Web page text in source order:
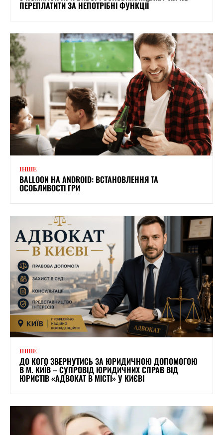
ПЕРЕПЛАТИТИ ЗА НЕПОТРІБНІ ФУНКЦІЇ
ІНШЕ
BALLOON НА ANDROID: ВСТАНОВЛЕННЯ ТА
ОСОБЛИВОСТІ ГРИ
ІНШЕ
ДО КОГО ЗВЕРНУТИСЬ ЗА ЮРИДИЧНОЮ ДОПОМОГОЮ
В М. КИЇВ – СУПРОВІД ЮРИДИЧНИХ СПРАВ ВІД
ЮРИСТІВ «АДВОКАТ В МІСТІ» У КИЄВІ